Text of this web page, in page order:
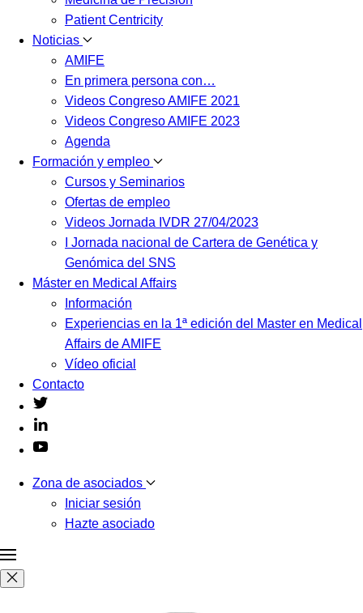
Patient Centricity
Noticias
AMIFE
En primera persona con…
Videos Congreso AMIFE 2021
Videos Congreso AMIFE 2023
Agenda
Formación y empleo
Cursos y Seminarios
Ofertas de empleo
Videos Jornada IVDR 27/04/2023
I Jornada nacional de Cartera de Genética y
Genómica del SNS
Máster en Medical Affairs
Información
Experiencias en la 1ª edición del Master en Medical
Affairs de AMIFE
Vídeo oficial
Contacto
Zona de asociados
Iniciar sesión
Hazte asociado